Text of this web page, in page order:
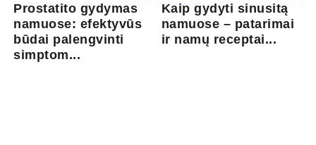
Prostatito gydymas
namuose: efektyvūs
būdai palengvinti
simptom...
Kaip gydyti sinusitą
namuose – patarimai
ir namų receptai...